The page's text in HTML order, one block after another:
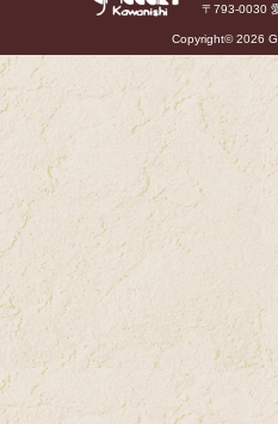
〒793-0030
Copyright©2026